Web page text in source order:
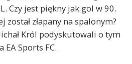
Czy jest piękny jak gol w 90.
złapany na spalonym?
Król podyskutowali o tym
Sports FC.